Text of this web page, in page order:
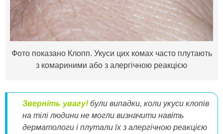
Фото показано Клопп. Укуси цих комах часто плутають
з комариними або з алергічною реакцією
Зверніть увагу! були випадки, коли укуси клопів
на тілі людини не могли визначити навіть
дерматологи і плутали їх з алергічною реакцією